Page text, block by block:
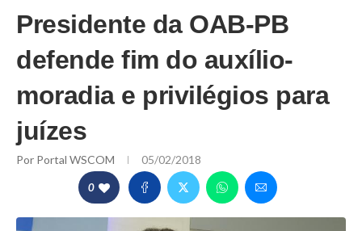
Presidente da OAB-PB
defende fim do auxílio-
moradia e privilégios para
juízes
Por Portal WSCOM 05/02/2018
0